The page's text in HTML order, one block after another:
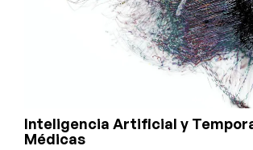
Inteligencia Artificial y
Médicas